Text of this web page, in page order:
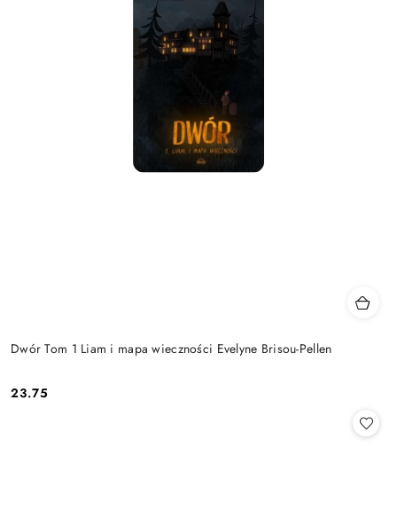
Dwór Tom 1 Liam i mapa wieczności Evelyne Brisou-Pellen
Cena:
23.75